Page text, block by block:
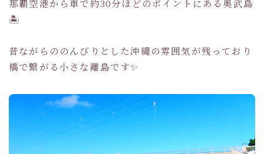
那覇空港から車で約30分ほどのポイントにある奥武島
🏝
昔ながらののんびりとした沖縄の雰囲気が残っており
橋で繋がる小さな離島です✨